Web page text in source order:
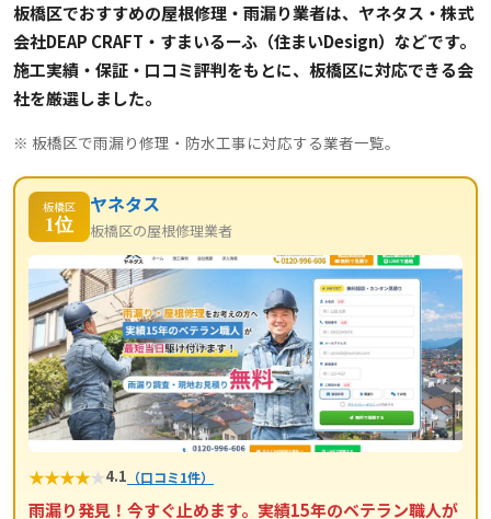
板橋区でおすすめの屋根修理・雨漏り業者は、ヤネタス・株式
会社DEAP CRAFT・すまいるーふ（住まいDesign）などです。
施工実績・保証・口コミ評判をもとに、板橋区に対応できる会
社を厳選しました。
※ 板橋区で雨漏り修理・防水工事に対応する業者一覧。
板橋区
1位
ヤネタス
板橋区の屋根修理業者
★★★★★4.1 （口コミ1件）
雨漏り発見！今すぐ止めます。実績15年のベテラン職人が